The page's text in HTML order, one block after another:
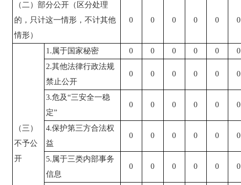
（二）部分公开 （区分处理
的，只计这一情形，不计其他
情形）
0 0 0 0 0 0
（三）
不予公
开
1.属于国家秘密 0 0 0 0 0
0
2.其他法律行政法规
禁止公开
0 0 0 0 0 0
3.危及“三安全一稳
定”
0 0 0 0 0 0
4.保护第三方合法权
益
0 0 0 0 0 0
5.属于三类内部事务
信息
0 0 0 0 0 0